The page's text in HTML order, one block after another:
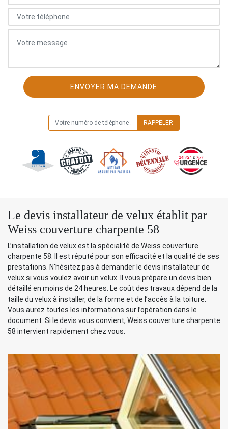
Le devis installateur de velux établit par
Weiss couverture charpente 58
L’installation de velux est la spécialité de Weiss couverture
charpente 58. Il est réputé pour son efficacité et la qualité de ses
prestations. N'hésitez pas à demander le devis installateur de
velux si vous voulez avoir un velux. Il vous prépare un devis bien
détaillé en moins de 24 heures. Le coût des travaux dépend de la
taille du velux à installer, de la forme et de l’accès à la toiture.
Vous aurez toutes les informations sur l’opération dans le
document. Si le devis vous convient, Weiss couverture charpente
58 intervient rapidement chez vous.